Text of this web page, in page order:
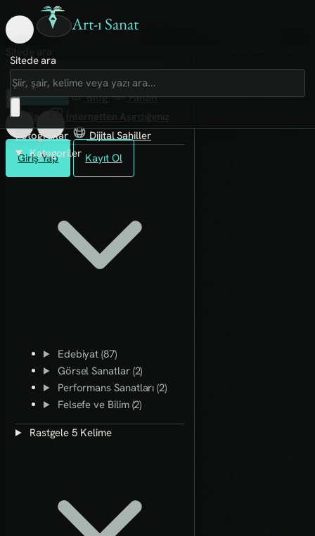
Art-ı Sanat
Giriş Yap Kayıt Ol
Sitede ara
Art-ı Sosyal
İmece
Kütüphane
Blog
Fanzin
Rafları
Fotoğraflar
Dijital Sahiller
Kategoriler
Edebiyat (87)
Görsel Sanatlar (2)
Performans Sanatları (2)
Felsefe ve Bilim (2)
Rastgele 5 Kelime